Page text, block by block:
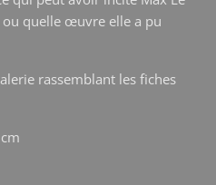
ou quelle œuvre elle a pu
rassemblant les fiches